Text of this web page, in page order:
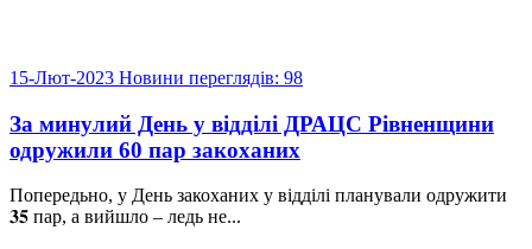
15-Лют-2023 Новини переглядів: 98
За минулий День у відділі ДРАЦС Рівненщини
одружили 60 пар закоханих
Попередьно, у День закоханих у відділі планували одружити
𝟑𝟓 пар, а вийшло – ледь не...